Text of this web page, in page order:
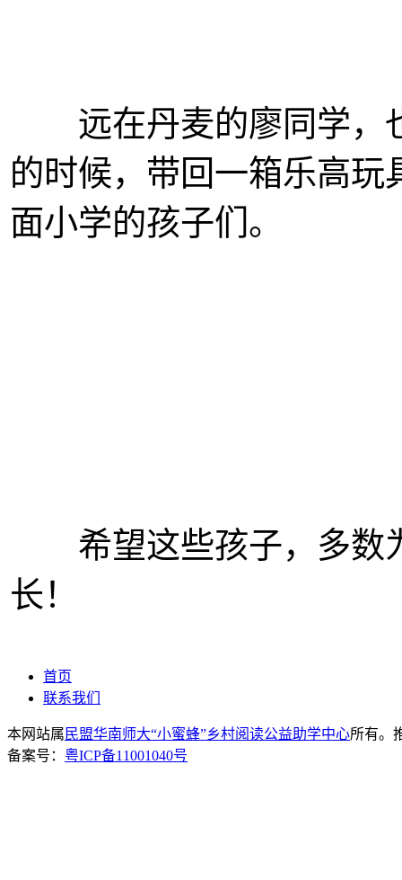
远在丹麦的廖同学，
的时候，带回一箱乐高
面小学的孩子们。
希望这些孩子，多数
长！
首页
联系我们
本网站属 民盟华南师大“小蜜蜂”乡村阅读公益助学中心所有。
备案号： 粤ICP备11001040号